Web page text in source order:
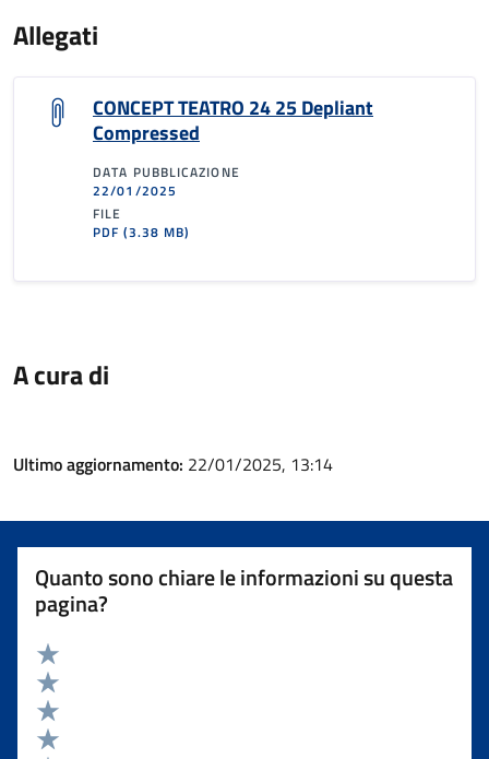
Allegati
CONCEPT TEATRO 24 25 Depliant
Compressed
DATA PUBBLICAZIONE
22/01/2025
FILE
PDF(3.38 MB)
A cura di
Ultimo aggiornamento: 22/01/2025, 13:14
Quanto sono chiare le informazioni su questa
pagina?
Valuta 5 stelle su 5
Valuta 4 stelle su 5
Valuta 3 stelle su 5